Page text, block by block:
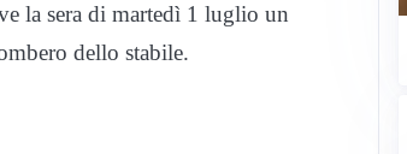
la sera di martedì 1 luglio un
dello stabile.